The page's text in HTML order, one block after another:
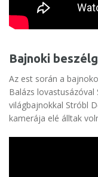
Bajnoki
Az est során a
Balázs
világbajnokkal Stróbl
kamerája elé álltak